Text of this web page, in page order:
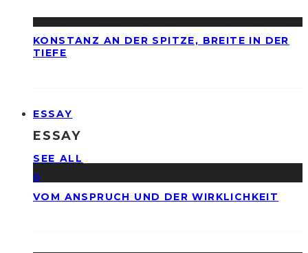
KONSTANZ AN DER SPITZE, BREITE IN DER
TIEFE
ESSAY
ESSAY
SEE ALL
0
VOM ANSPRUCH UND DER WIRKLICHKEIT